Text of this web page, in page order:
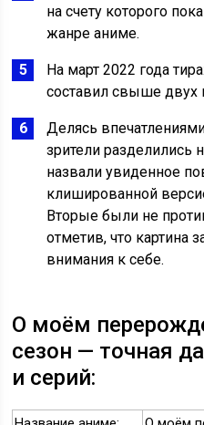
на счету которого
жанре аниме.
На март 2022 года
составил свыше двух
Делясь
зрители разделились
назвали увиденное
клишированной
Вторые были не
отметив, что картина
внимания к себе.
О моём
сезон — точная
и серий: